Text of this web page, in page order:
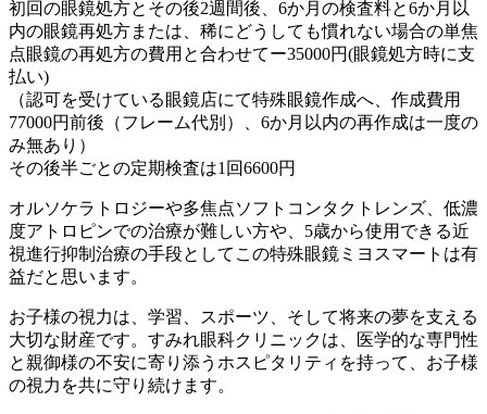
初回の眼鏡処方とその後2週間後、6か月の検査料と6か月以
内の眼鏡再処方または、稀にどうしても慣れない場合の単焦
点眼鏡の再処方の費用と合わせてー35000円(眼鏡処方時に支
払い)
（認可を受けている眼鏡店にて特殊眼鏡作成へ、作成費用
77000円前後（フレーム代別）、6か月以内の再作成は一度の
み無あり）
その後半ごとの定期検査は1回6600円
オルソケラトロジーや多焦点ソフトコンタクトレンズ、低濃
度アトロピンでの治療が難しい方や、5歳から使用できる近
視進行抑制治療の手段としてこの特殊眼鏡ミヨスマートは有
益だと思います。
お子様の視力は、学習、スポーツ、そして将来の夢を支える
大切な財産です。すみれ眼科クリニックは、医学的な専門性
と親御様の不安に寄り添うホスピタリティを持って、お子様
の視力を共に守り続けます。